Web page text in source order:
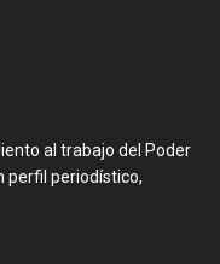
al trabajo del Poder
perfil periodístico,